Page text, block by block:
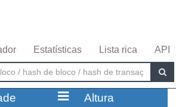
Estatísticas Lista rica API
Altura